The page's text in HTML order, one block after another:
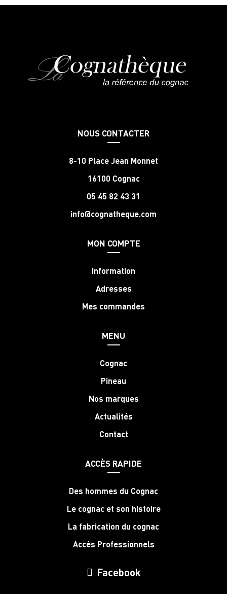
NOUS CONTACTER
8-10 Place Jean Monnet
16100 Cognac
05 45 82 43 31
info@cognatheque.com
MON COMPTE
Information
Adresses
Mes commandes
MENU
Cognac
Pineau
Nos marques
Actualités
Contact
ACCÈS RAPIDE
Des hommes du Cognac
Le cognac et son histoire
La fabrication du cognac
Accès Professionnels
Facebook